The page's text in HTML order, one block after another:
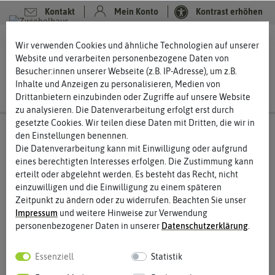
Kontakt Mein Konto Kontrast erhöhen
Wir verwenden Cookies und ähnliche Technologien auf unserer
Website und verarbeiten personenbezogene Daten von
Besucher:innen unserer Webseite (z.B. IP-Adresse), um z.B.
Inhalte und Anzeigen zu personalisieren, Medien von
Drittanbietern einzubinden oder Zugriffe auf unsere Website
zu analysieren. Die Datenverarbeitung erfolgt erst durch
gesetzte Cookies. Wir teilen diese Daten mit Dritten, die wir in
den Einstellungen benennen.
Die Datenverarbeitung kann mit Einwilligung oder aufgrund
eines berechtigten Interesses erfolgen. Die Zustimmung kann
erteilt oder abgelehnt werden. Es besteht das Recht, nicht
einzuwilligen und die Einwilligung zu einem späteren
Zeitpunkt zu ändern oder zu widerrufen. Beachten Sie unser
Impressum und weitere Hinweise zur Verwendung
personenbezogener Daten in unserer Daten­schutz­erklärung
Essenziell Statistik